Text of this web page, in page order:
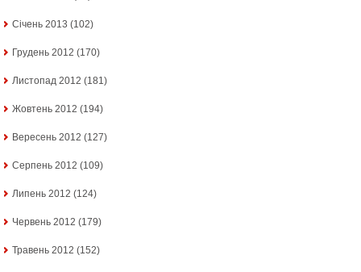
Січень 2013 (102)
Грудень 2012 (170)
Листопад 2012 (181)
Жовтень 2012 (194)
Вересень 2012 (127)
Серпень 2012 (109)
Липень 2012 (124)
Червень 2012 (179)
Травень 2012 (152)